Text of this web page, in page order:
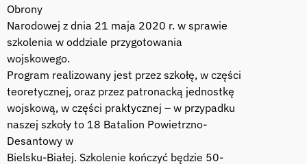
Obrony
Narodowej z dnia 21 maja 2020 r. w sprawie
szkolenia w oddziale przygotowania
wojskowego.
Program realizowany jest przez szkołę, w części
teoretycznej, oraz przez patronacką jednostkę
wojskową, w części praktycznej – w przypadku
naszej szkoły to 18 Batalion Powietrzno-
Desantowy w
Bielsku-Białej. Szkolenie kończyć będzie 50-